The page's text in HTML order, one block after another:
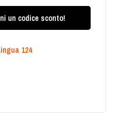
un codice sconto!
124